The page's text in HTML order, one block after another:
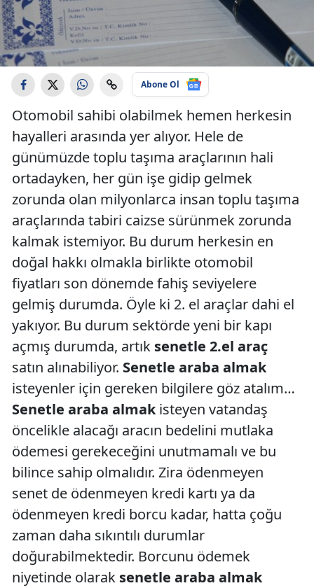
Abone Ol
Otomobil sahibi olabilmek hemen herkesin
hayalleri arasında yer alıyor. Hele de
günümüzde toplu taşıma araçlarının hali
ortadayken, her gün işe gidip gelmek
zorunda olan milyonlarca insan toplu taşıma
araçlarında tabiri caizse sürünmek zorunda
kalmak istemiyor. Bu durum herkesin en
doğal hakkı olmakla birlikte otomobil
fiyatları son dönemde fahiş seviyelere
gelmiş durumda. Öyle ki 2. el araçlar dahi el
yakıyor. Bu durum sektörde yeni bir kapı
açmış durumda, artık senetle 2.el araç
satın alınabiliyor. Senetle araba almak
isteyenler için gereken bilgilere göz atalım…
Senetle araba almakisteyen vatandaş
öncelikle alacağı aracın bedelini mutlaka
ödemesi gerekeceğini unutmamalı ve bu
bilince sahip olmalıdır. Zira ödenmeyen
senet de ödenmeyen kredi kartı ya da
ödenmeyen kredi borcu kadar, hatta çoğu
zaman daha sıkıntılı durumlar
doğurabilmektedir. Borcunu ödemek
niyetinde olarak senetle araba almak